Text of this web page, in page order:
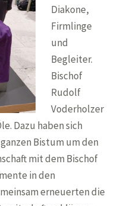
Diakone,
Firmlinge
und
Begleiter.
Bischof
Rudolf
Voderholzer
Dazu haben sich
Bistum um den
mit dem Bischof
in den
erneuerten die